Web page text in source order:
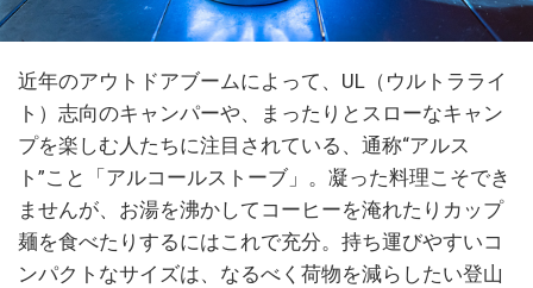
近年のアウトドアブームによって、UL（ウルトラライ
ト）志向のキャンパーや、まったりとスローなキャン
プを楽しむ人たちに注目されている、通称“アルス
ト”こと「アルコールストーブ」。凝った料理こそでき
ませんが、お湯を沸かしてコーヒーを淹れたりカップ
麺を食べたりするにはこれで充分。持ち運びやすいコ
ンパクトなサイズは、なるべく荷物を減らしたい登山